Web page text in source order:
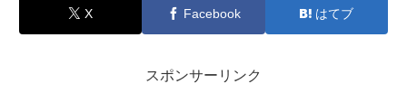
X Facebook はてブ
スポンサーリンク